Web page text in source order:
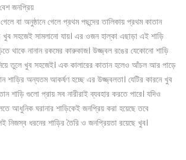
জনপ্রিয়
বা অনুষ্ঠানে গেলে প্রথম পছন্দের তালিকায় প্রথম কাতান
খুব সহজেই সামলানো যায়। এর ওজন হাল্কা এছাড়া এই শাড়ি
থাকে নানান রকমের কারুকাজ। উজ্জ্বল রঙের যেকোনো শাড়ি
তুলে খুব সহজেই। এক কালারের কাতান হলেও আঁচল আর পাড়ে
শাড়ির অন্যতম আকর্ষণ হচ্ছে এর উজ্জ্বলতা। যেটির কারনে খুব
শাড়ি গুলো প্রায় সব নারীরাই ব্যবহার করতে পারে। যদিও
আধুনিক ঘরানার শাড়িকেই জনপ্রিয় করা হয়েছে তবে
নিজস্ব ধরনের শাড়ির তৈরি ও জনপ্রিয়তা রয়েছে খুব।